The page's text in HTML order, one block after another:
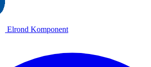
Elrond Komponent